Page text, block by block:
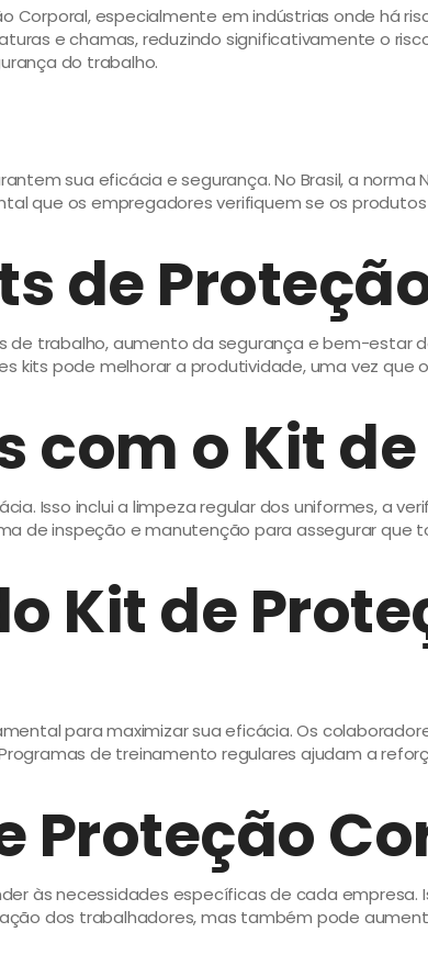
especialmente em indústrias onde há
e chamas, reduzindo significativamente o
do trabalho.
sua eficácia e segurança. No Brasil, a norma
que os empregadores verifiquem se os
de
trabalho, aumento da segurança e bem-estar
kits pode melhorar a produtividade, uma vez que
com o Kit
Isso inclui a limpeza regular dos uniformes, a
de inspeção e manutenção para assegurar que
Kit de
para maximizar sua eficácia. Os
de treinamento regulares ajudam a
Proteção
às necessidades específicas de cada empresa.
dos trabalhadores, mas também pode